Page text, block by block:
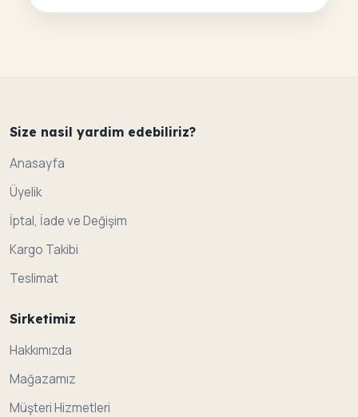
Size nasil yardim edebiliriz?
Anasayfa
Üyelik
İptal, İade ve Değişim
Kargo Takibi
Teslimat
Sirketimiz
Hakkımızda
Mağazamız
Müşteri Hizmetleri